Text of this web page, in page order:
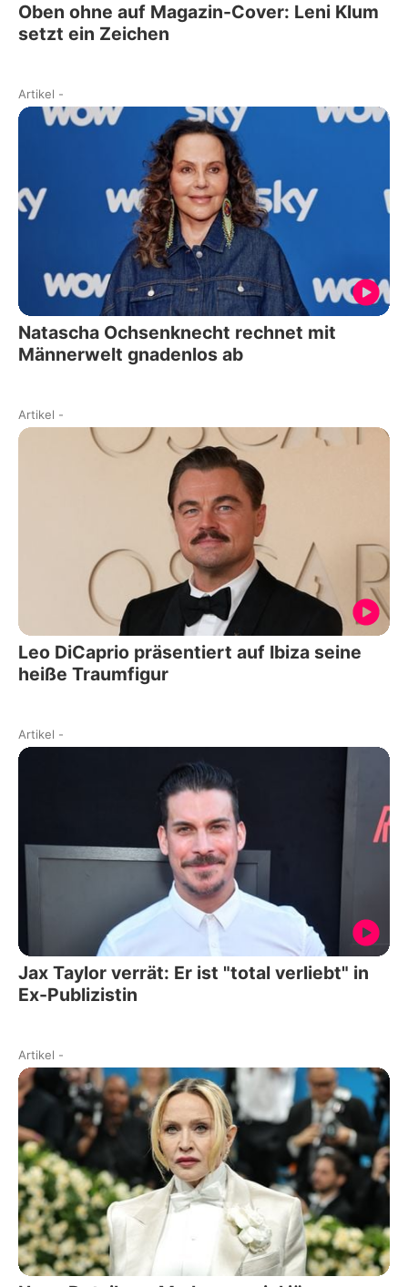
Oben ohne auf Magazin-Cover: Leni Klum
setzt ein Zeichen
Artikel -
Natascha Ochsenknecht rechnet mit
Männerwelt gnadenlos ab
Artikel -
Leo DiCaprio präsentiert auf Ibiza seine
heiße Traumfigur
Artikel -
Jax Taylor verrät: Er ist "total verliebt" in
Ex-Publizistin
Artikel -